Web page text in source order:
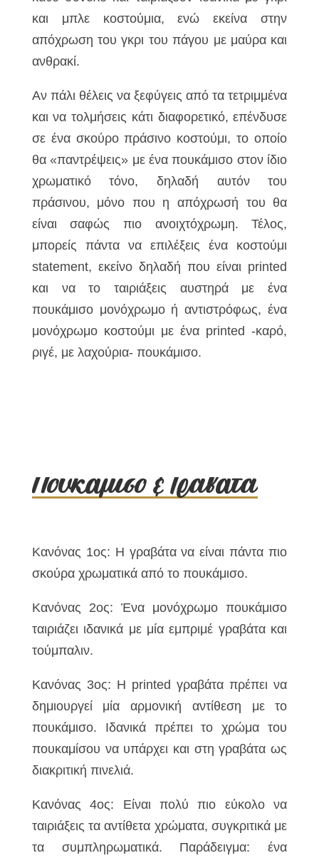
και μπλε κοστούμια, ενώ εκείνα στην
απόχρωση του γκρι του πάγου με μαύρα και
ανθρακί.
Αν πάλι θέλεις να ξεφύγεις από τα τετριμμένα
και να τολμήσεις κάτι διαφορετικό, επένδυσε
σε ένα σκούρο πράσινο κοστούμι, το οποίο
θα «παντρέψεις» με ένα πουκάμισο στον ίδιο
χρωματικό τόνο, δηλαδή αυτόν του
πράσινου, μόνο που η απόχρωσή του θα
είναι σαφώς πιο ανοιχτόχρωμη. Τέλος,
μπορείς πάντα να επιλέξεις ένα κοστούμι
statement, εκείνο δηλαδή που είναι printed
και να το ταιριάξεις αυστηρά με ένα
πουκάμισο μονόχρωμο ή αντιστρόφως, ένα
μονόχρωμο κοστούμι με ένα printed -καρό,
ριγέ, με λαχούρια- πουκάμισο.
Πουκάμισο & Γραβάτα
Κανόνας 1ος: Η γραβάτα να είναι πάντα πιο
σκούρα χρωματικά από το πουκάμισο.
Κανόνας 2ος: Ένα μονόχρωμο πουκάμισο
ταιριάζει ιδανικά με μία εμπριμέ γραβάτα και
τούμπαλιν.
Κανόνας 3ος: Η printed γραβάτα πρέπει να
δημιουργεί μία αρμονική αντίθεση με το
πουκάμισο. Ιδανικά πρέπει το χρώμα του
πουκαμίσου να υπάρχει και στη γραβάτα ως
διακριτική πινελιά.
Κανόνας 4ος: Είναι πολύ πιο εύκολο να
ταιριάξεις τα αντίθετα χρώματα, συγκριτικά με
τα συμπληρωματικά. Παράδειγμα: ένα